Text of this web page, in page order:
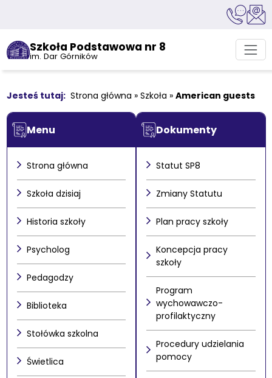
Szkoła Podstawowa nr 8
im. Dar Górników
Strona główna » Szkoła » American guests
Menu
Strona główna
Szkoła dzisiaj
Historia szkoły
Psycholog
Pedagodzy
Biblioteka
Stołówka szkolna
Świetlica
Dokumenty
Statut SP8
Zmiany Statutu
Plan pracy szkoły
Koncepcja pracy
szkoły
Program
wychowawczo-
profilaktyczny
Procedury udzielania
pomocy